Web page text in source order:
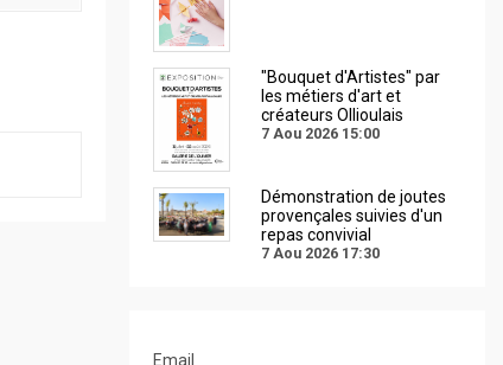
"Bouquet d'Artistes" par
les métiers d'art et
créateurs Ollioulais
7 Aou 2026 15:00
Démonstration de joutes
provençales suivies d'un
repas convivial
7 Aou 2026 17:30
Email